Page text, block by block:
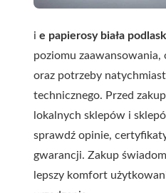
i e papierosy biała
poziomu
oraz potrzeby
technicznego. Przed
lokalnych sklepów i
sprawdź opinie,
gwarancji. Zakup
lepszy komfort